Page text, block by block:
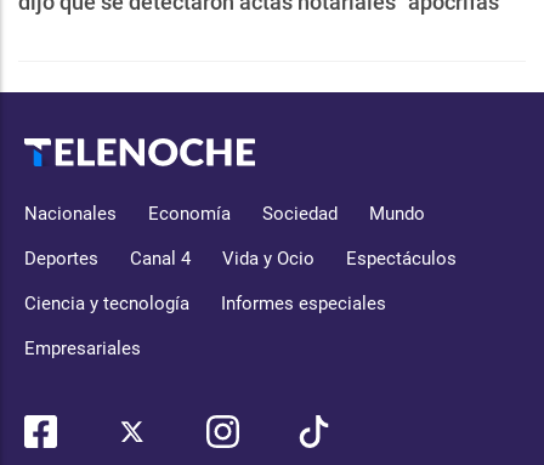
Nacionales Economía Sociedad Mundo
Deportes Canal 4 Vida y Ocio Espectáculos
Ciencia y tecnología Informes especiales
Empresariales